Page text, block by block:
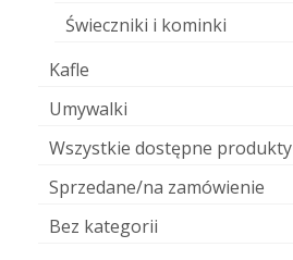
Świeczniki i kominki
Kafle
Umywalki
Wszystkie dostępne produkty
Sprzedane/na zamówienie
Bez kategorii